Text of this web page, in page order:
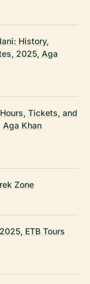
History,
2025, Aga
Tickets, and
Khan
Zone
ETB Tours